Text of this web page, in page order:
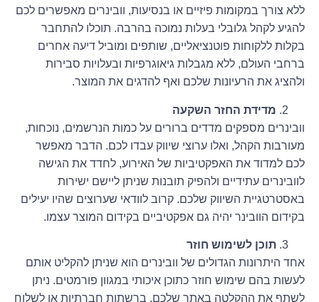
ללא צורך במקומות פיזיים או בנסיעות, וובינרים מאפשרים לכם
להגיע לקהל גלובלי בעלות נמוכה בהרבה. תוכלו להתחבר
בקלות ללקוחות פוטנציאליים, שותפים ומוביל דיעה אחרים
ברחבי העולם, ללא מגבלות גיאוגרפיות ובעלויות סבירות
ולהציג את הרעיונות שלכם ואף להדגים את המוצר.
מדידת החזר השקעה
וובינרים מספקים מדדים ברורים על כמות הנרשמים, נוכחות,
מעורבות הקהל, ואלו ערוצי שיווק עבדו לכם. הדבר מאפשר
לכם למדוד את האפקטיביות של האירוע, לחדד את הגישה
לוובינרים עתידיים ולהפיק תובנות שניתן ליישם ישירות
באסטרטגיית השיווק שלכם. קרוב לוודאי שערוצים שהיו יעילים
בקידום הוובינר יהיה גם אפקטיביים בקידום המוצר עצמו.
תוכן לשימוש חוזר
אחד היתרונות הגדולים של וובינרים הוא שניתן להקליט אותם
לעשות בהם שימוש חוזר כתוכן איכותי במגוון פורמטים. ניתן
לשתף את ההקלטה באתר שלכם, ברשתות חברתיות או לשלוח